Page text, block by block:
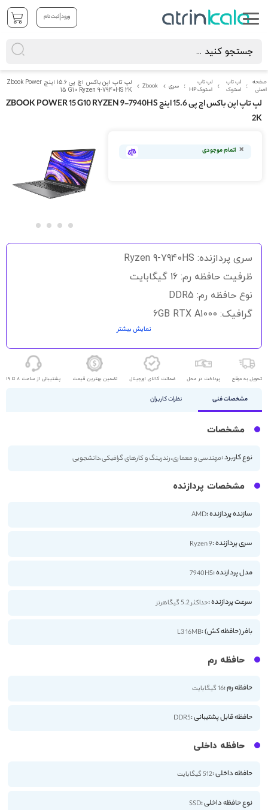
ورود|ثبت نام
صفحه
اصلی
لپ تاپ
استوک
لپ تاپ
استوک HP
سری Zbook
لپ تاپ اپن باکس اچ پی 15.6 اینچ Zbook Power
15 G10 Ryzen 9-7940HS 2K
لپ تاپ اپن باکس اچ پی 15.6 اینچ ZBOOK POWER 15 G10 RYZEN 9-7940HS
2K
به
انتهای
گالری
تصاویر
اتمام موجودی
سری پردازنده: Ryzen 9-7940HS
ظرفیت حافظه رم: 16 گیگابایت
نوع حافظه رم: DDR5
گرافیک: 6GB RTX A1000
اندازه صفحه نمایش: 15.6 اینچ
کیفیت صفحه نمایش: 2K
نمایش بیشتر
تحویل به موقع پرداخت در محل ضمانت کالای اورجینال تضمین بهترین قیمت پشتیبانی از ساعت 8 تا 19
مشخصات فنی نظرات کاربران
مشخصات
نوع کاربرد :مهندسی و معماری،رندرینگ و کارهای گرافیکی،دانشجویی
مشخصات پردازنده
سازنده پردازنده :AMD
سری پردازنده :Ryzen 9
مدل پردازنده :7940HS
سرعت پردازنده :حداکثر 5.2 گیگاهرتز
بافر (حافظه کش) :L3 16MB
حافظه رم
حافظه رم :16 گیگابایت
حافظه قابل پشتیبانی :DDR5
حافظه داخلی
حافظه داخلی :512 گیگابایت
نوع حافظه داخلی :SSD